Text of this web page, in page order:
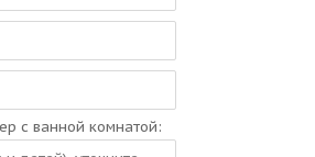
с ванной комнатой: